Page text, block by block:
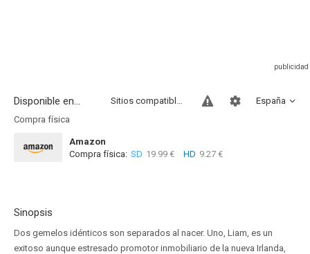
Disponible en... España
Sitios compatibles
Compra física
Amazon
Compra física: SD 19.99 € HD 9.27 €
Sinopsis
Dos gemelos idénticos son separados al nacer. Uno, Liam, es un
exitoso aunque estresado promotor inmobiliario de la nueva Irlanda,